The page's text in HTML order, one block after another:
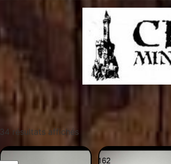
34 résultats affichés